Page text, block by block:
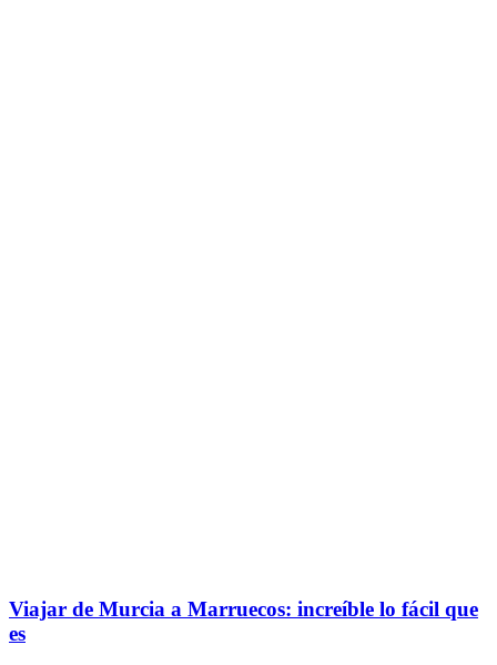
Viajar de Murcia a Marruecos: increíble lo fácil que
es